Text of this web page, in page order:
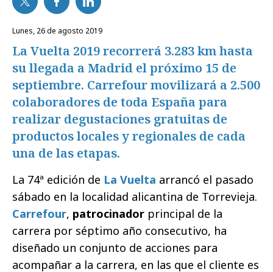
lunes, 26 de agosto 2019
La Vuelta 2019 recorrerá 3.283 km hasta
su llegada a Madrid el próximo 15 de
septiembre. Carrefour movilizará a 2.500
colaboradores de toda España para
realizar degustaciones gratuitas de
productos locales y regionales de cada
una de las etapas.
La 74ª edición de La Vuelta arrancó el pasado
sábado en la localidad alicantina de Torrevieja.
Carrefour, patrocinador principal de la
carrera por séptimo año consecutivo, ha
diseñado un conjunto de acciones para
acompañar a la carrera, en las que el cliente es